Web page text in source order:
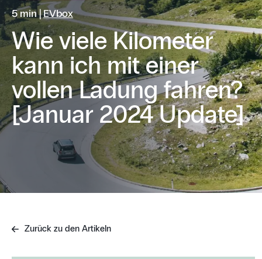
5 min |EVbox
Wie viele Kilometer
kann ich mit einer
vollen Ladung fahren?
[Januar 2024 Update]
Zurück zu den Artikeln